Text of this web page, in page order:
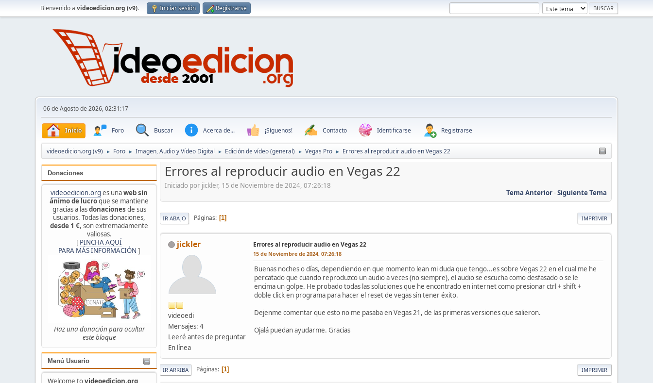
Bienvenido a videoedicion.org (v9). Iniciar sesión Registrarse
06 de Agosto de 2026, 02:31:17
Inicio Foro Buscar Acerca de... ¡Síguenos! Contacto Identificarse Registrarse
videoedicion.org (v9) ► Foro ► Imagen, Audio y Vídeo Digital ► Edición de vídeo (general) ► Vegas Pro ► Errores al reproducir audio en Vegas 22
Donaciones
videoedicion.org es unaweb sin
ánimo de lucroque se mantiene
gracias a lasdonaciones de sus
usuarios. Todas las donaciones,
desde 1 €, son extremadamente
valiosas.
[ PINCHA AQUÍ
PARA MÁS INFORMACIÓN ]
Haz una donación para ocultar
este bloque
Menú Usuario
Welcome tovideoedicion.org
Errores al reproducir audio en Vegas 22
Iniciado por jickler, 15 de Noviembre de 2024, 07:26:18
Tema Anterior-Siguiente Tema
IMPRIMIR
IR ABAJO Páginas 1
jickler
videoedi
Mensajes: 4
Leeré antes de preguntar
En línea
Errores al reproducir audio en Vegas 22
15 de Noviembre de 2024, 07:26:18
Buenas noches o días, dependiendo en que momento lean mi duda que tengo...es sobre Vegas 22 en el cual me he
percatado que cuando reproduzco un audio a veces (no siempre), el audio se escucha como desfasado o se le
encima un golpe. He probado todas las soluciones que he encontrado en internet como presionar ctrl + shift +
doble click en programa para hacer el reset de vegas sin tener éxito.
Dejenme comentar que esto no me pasaba en Vegas 21, de las primeras versiones que salieron.
Ojalá puedan ayudarme. Gracias
IMPRIMIR
IR ARRIBA Páginas 1